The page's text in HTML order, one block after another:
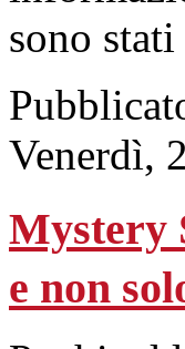
sono
Venerdì,
Mystery
e non